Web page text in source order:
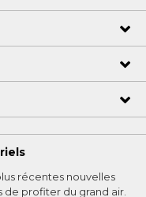
récentes nouvelles
de profiter du grand air.